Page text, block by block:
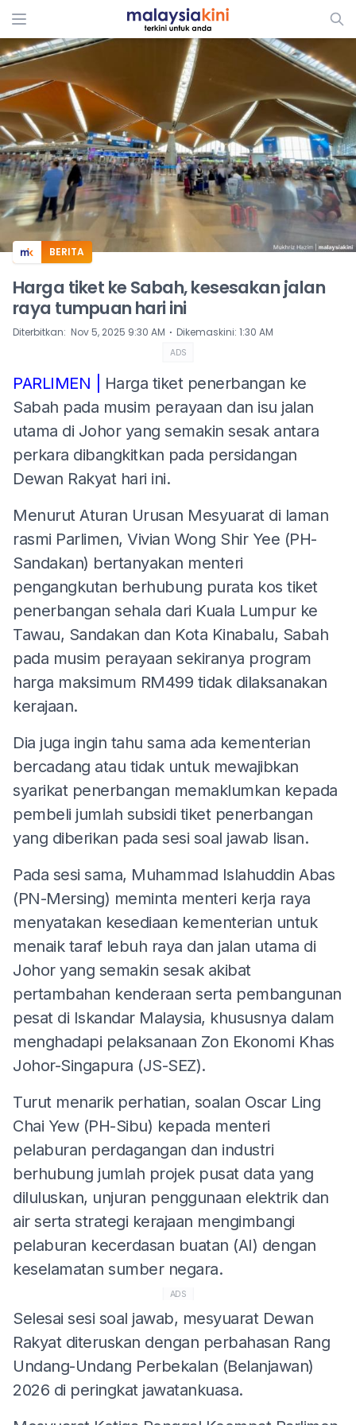
ADS
BERITA
Harga tiket ke Sabah, kesesakan jalan
raya tumpuan hari ini
Diterbitkan: Nov 5, 2025 9:30 AM ⋅ Dikemaskini: 1:30 AM
ADS
PARLIMEN |
Harga tiket penerbangan ke
Sabah pada musim perayaan dan isu jalan
utama di Johor yang semakin sesak antara
perkara dibangkitkan pada persidangan
Dewan Rakyat hari ini.
Menurut Aturan Urusan Mesyuarat di laman
rasmi Parlimen, Vivian Wong Shir Yee (PH-
Sandakan) bertanyakan menteri
pengangkutan berhubung purata kos tiket
penerbangan sehala dari Kuala Lumpur ke
Tawau, Sandakan dan Kota Kinabalu, Sabah
pada musim perayaan sekiranya program
harga maksimum RM499 tidak dilaksanakan
kerajaan.
Dia juga ingin tahu sama ada kementerian
bercadang atau tidak untuk mewajibkan
syarikat penerbangan memaklumkan kepada
pembeli jumlah subsidi tiket penerbangan
yang diberikan pada sesi soal jawab lisan.
Pada sesi sama, Muhammad Islahuddin Abas
(PN-Mersing) meminta menteri kerja raya
menyatakan kesediaan kementerian untuk
menaik taraf lebuh raya dan jalan utama di
Johor yang semakin sesak akibat
pertambahan kenderaan serta pembangunan
pesat di Iskandar Malaysia, khususnya dalam
menghadapi pelaksanaan Zon Ekonomi Khas
Johor-Singapura (JS-SEZ).
Turut menarik perhatian, soalan Oscar Ling
Chai Yew (PH-Sibu) kepada menteri
pelaburan perdagangan dan industri
berhubung jumlah projek pusat data yang
diluluskan, unjuran penggunaan elektrik dan
air serta strategi kerajaan mengimbangi
pelaburan kecerdasan buatan (AI) dengan
keselamatan sumber negara.
ADS
Selesai sesi soal jawab, mesyuarat Dewan
Rakyat diteruskan dengan perbahasan Rang
Undang-Undang Perbekalan (Belanjawan)
2026 di peringkat jawatankuasa.